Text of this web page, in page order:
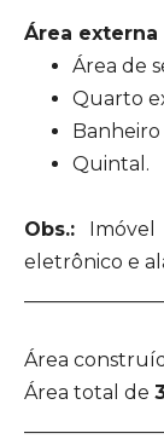
Área externa
Área de
Quarto
Quintal.
Obs.: Imóvel
eletrônico e
Área
Área total de